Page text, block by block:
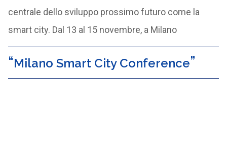
centrale dello sviluppo prossimo futuro come la
smart city. Dal 13 al 15 novembre, a Milano
Milano Smart City Conference